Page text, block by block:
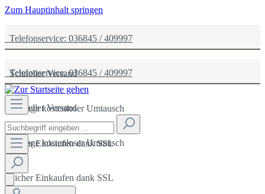
Zum Hauptinhalt springen
Telefonservice: 036845 / 409997
Schneller Versand
14 Tage kostenloser Umtausch
Sicher Einkaufen dank SSL
Telefonservice: 036845 / 409997
Schneller Versand
14 Tage kostenloser Umtausch
Sicher Einkaufen dank SSL